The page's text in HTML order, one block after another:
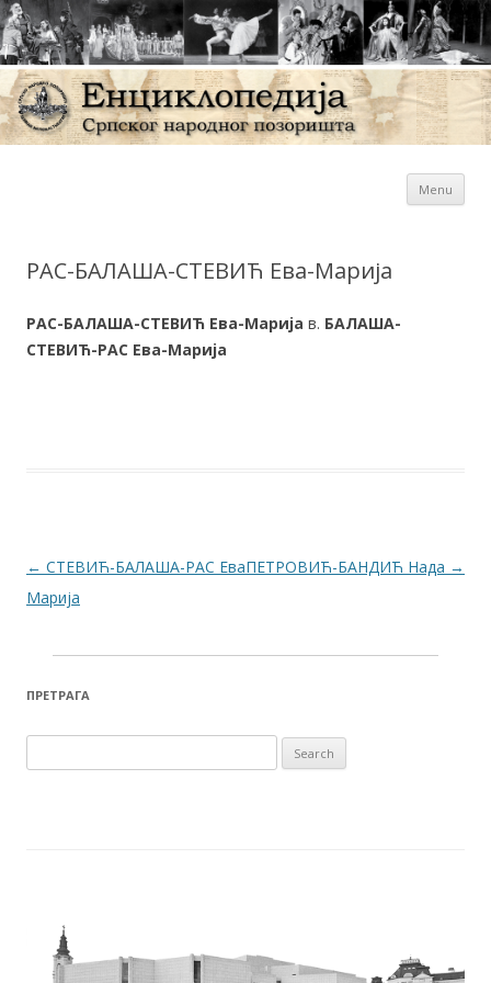
Енциклопедија СрпскогMenu
РАС-БАЛАША-СТЕВИЋ Ева-Марија
РАС-БАЛАША-СТЕВИЋ Ева-Марија в. БАЛАША-
СТЕВИЋ-РАС Ева-Марија
Post navigation
← СТЕВИЋ-БАЛАША-РАС Ева
Марија
ПЕТРОВИЋ-БАНДИЋ Нада →
ПРЕТРАГА